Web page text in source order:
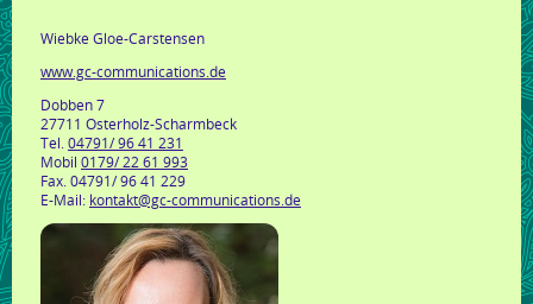
Wiebke Gloe-Carstensen
www.gc-communications.de
Dobben 7
27711 Osterholz-Scharmbeck
Tel. 04791/ 96 41 231
Mobil 0179/ 22 61 993
Fax. 04791/ 96 41 229
E-Mail: kontakt@gc-communications.de